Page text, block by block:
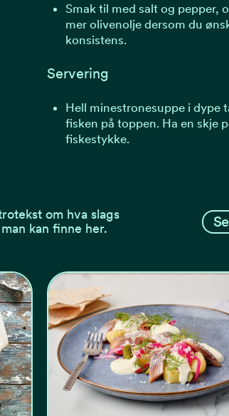
Smak til med salt og pepper,
mer olivenolje dersom du
konsistens.
Servering
Hell minestronesuppe i dype
fisken på toppen. Ha en skje
fiskestykke.
om hva slags
kan finne her.